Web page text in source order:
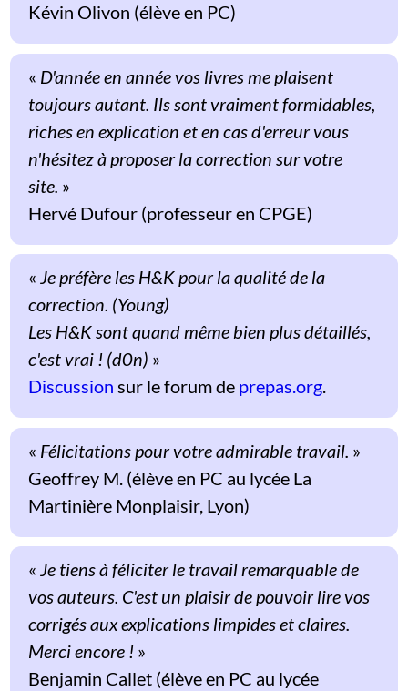
Kévin Olivon (élève en PC)
« D'année en année vos livres me plaisent
toujours autant. Ils sont vraiment formidables,
riches en explication et en cas d'erreur vous
n'hésitez à proposer la correction sur votre
site. »
Hervé Dufour (professeur en CPGE)
«Je préfère les H&K pour la qualité de la
correction. (Young)
Les H&K sont quand même bien plus détaillés,
c'est vrai ! (d0n) »
Discussion sur le forum de prepas.org.
« Félicitations pour votre admirable travail. »
Geoffrey M. (élève en PC au lycée La
Martinière Monplaisir, Lyon)
«Je tiens à féliciter le travail remarquable de
vos auteurs. C'est un plaisir de pouvoir lire vos
corrigés aux explications limpides et claires.
Merci encore ! »
Benjamin Callet (élève en PC au lycée